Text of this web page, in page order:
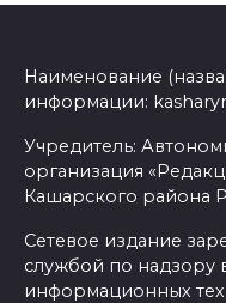
Наименование
информации:
Учредитель:
организация
Кашарского района
Сетевое издание
службой по надзору
информационных